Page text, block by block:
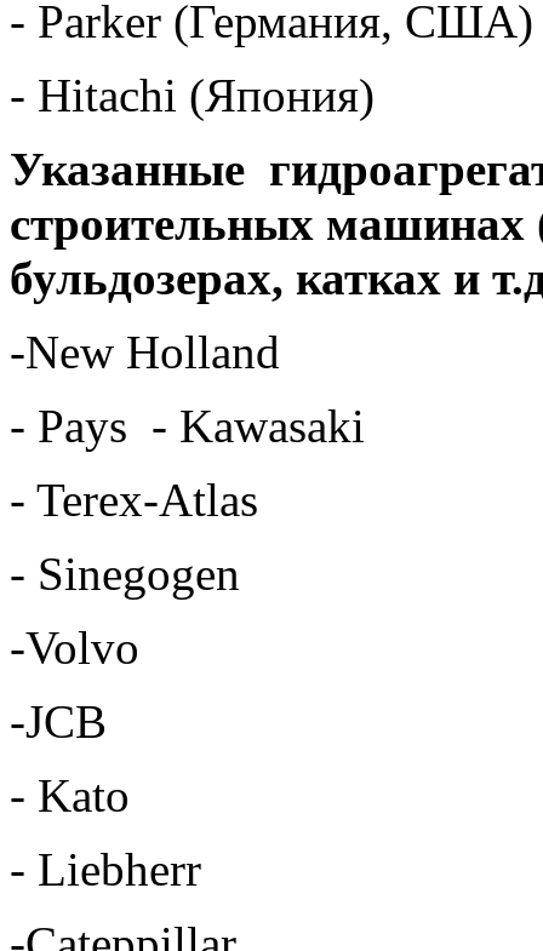
- Parker (Германия, США)
- Hitachi (Япония)
Указанные
строительных машинах
бульдозерах, катках и
-New Holland
- Pays - Kawasaki
- Terex-Atlas
- Sinegogen
-Volvo
-JCB
- Kato
- Liebherr